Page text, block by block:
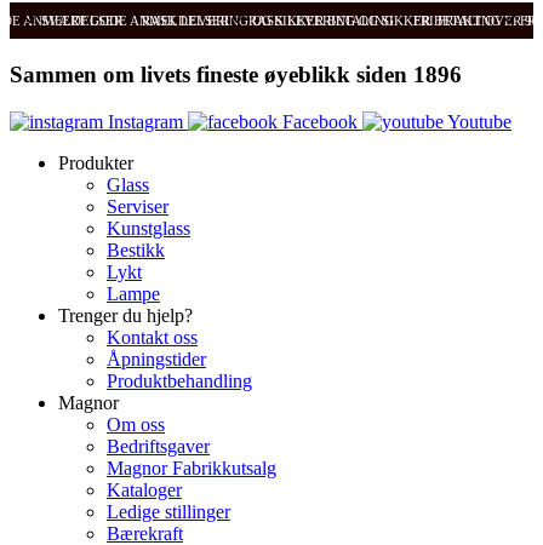
ANMELDELSER RASK LEVERING OG SIKKER BETALING FRI FRAKT OVER
SVÆRT GODE ANMELDELSER RASK LEVERING OG SIKKER BETALING
Sammen om livets fineste øyeblikk siden 1896
Instagram Facebook
Youtube
Produkter
Glass
Serviser
Kunstglass
Bestikk
Lykt
Lampe
Trenger du hjelp?
Kontakt oss
Åpningstider
Produktbehandling
Magnor
Om oss
Bedriftsgaver
Magnor Fabrikkutsalg
Kataloger
Ledige stillinger
Bærekraft